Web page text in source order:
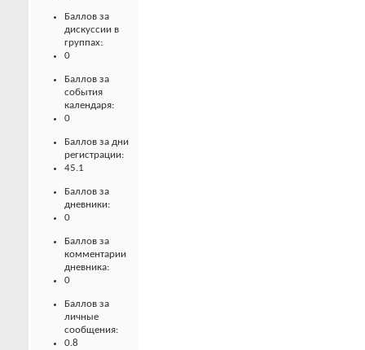
Баллов за
дискуссии в
группах:
0
Баллов за
события
календаря:
0
Баллов за дни
регистрации:
45.1
Баллов за
дневники:
0
Баллов за
комментарии
дневника:
0
Баллов за
личные
сообщения:
0.8